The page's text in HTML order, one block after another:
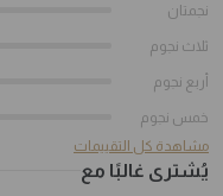
نجمتان
ثلاث نجوم
أربع نجوم
خمس نجوم
مشاهدة كل التقييمات
يُشترى غالبًا مع